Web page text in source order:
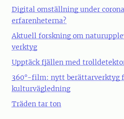
Digital omställning under
erfarenheterna?
Aktuell forskning om
verktyg
Upptäck fjällen med
360°-film: nytt berättarverktyg
kulturvägledning
Träden tar ton